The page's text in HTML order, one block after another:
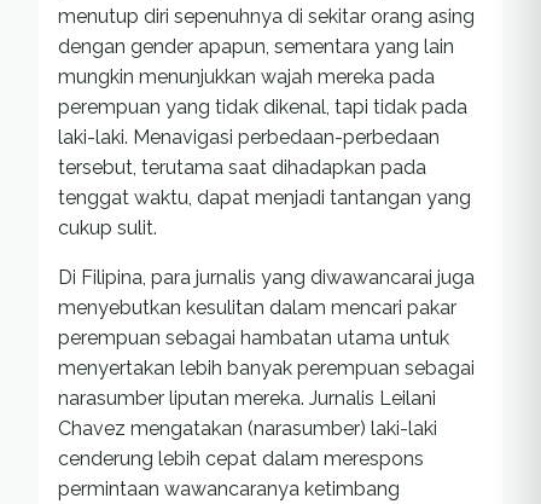
menutup diri sepenuhnya di sekitar orang asing
dengan gender apapun, sementara yang lain
mungkin menunjukkan wajah mereka pada
perempuan yang tidak dikenal, tapi tidak pada
laki-laki. Menavigasi perbedaan-perbedaan
tersebut, terutama saat dihadapkan pada
tenggat waktu, dapat menjadi tantangan yang
cukup sulit.
Di Filipina, para jurnalis yang diwawancarai juga
menyebutkan kesulitan dalam mencari pakar
perempuan sebagai hambatan utama untuk
menyertakan lebih banyak perempuan sebagai
narasumber liputan mereka. Jurnalis Leilani
Chavez mengatakan (narasumber) laki-laki
cenderung lebih cepat dalam merespons
permintaan wawancaranya ketimbang